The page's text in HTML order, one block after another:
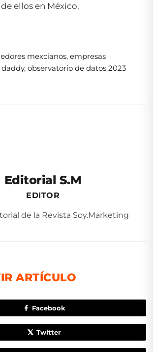
ellos en México.
mexcianos, empresas
, observatorio de datos 2023
Editorial S.M
EDITOR
de la Revista Soy.Marketing
ARTÍCULO
Facebook
Twitter